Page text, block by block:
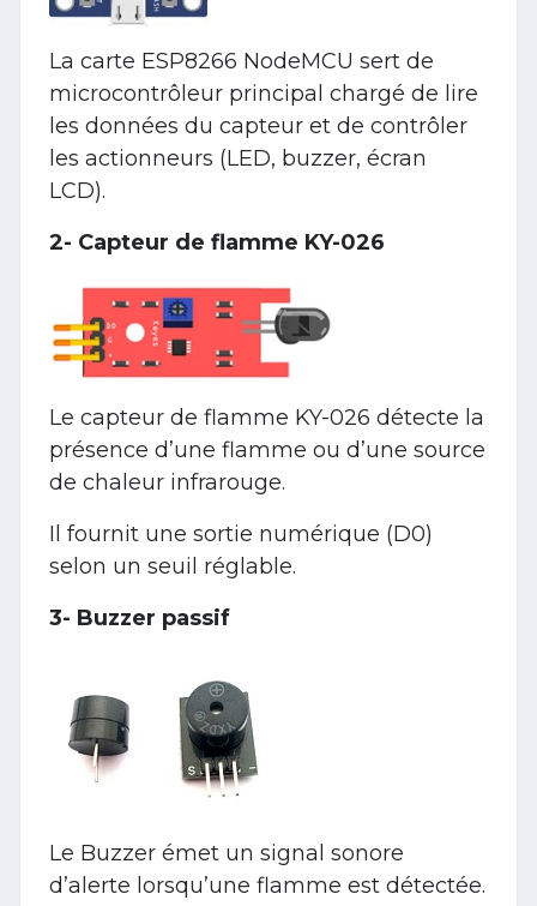
La carte ESP8266 NodeMCU sert de
microcontrôleur principal chargé de lire
les données du capteur et de contrôler
les actionneurs (LED, buzzer, écran
LCD).
2- Capteur de flamme KY-026
Le capteur de flamme KY-026 détecte la
présence d’une flamme ou d’une source
de chaleur infrarouge.
Il fournit une sortie numérique (D0)
selon un seuil réglable.
3- Buzzer passif
Le Buzzer émet un signal sonore
d’alerte lorsqu’une flamme est détectée.